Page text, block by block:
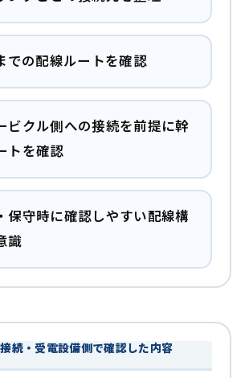
での配線ルートを確認
ビクル側への接続を前提に幹
トを確認
保守時に確認しやすい配線構
識
続・受電設備側で確認した内容